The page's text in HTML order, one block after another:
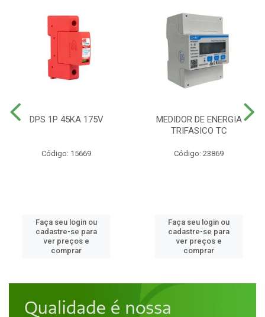
DPS 1P 45KA 175V
Código: 15669
Faça seu login ou
cadastre-se para
ver preços e
comprar
MEDIDOR DE ENERGIA
TRIFASICO TC
Código: 23869
Faça seu login ou
cadastre-se para
ver preços e
comprar